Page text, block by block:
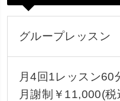
グループレッスン
月4回1レッスン
月謝制￥11,000(税